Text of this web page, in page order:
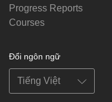
Progress Reports
Courses
Đổi ngôn ngữ